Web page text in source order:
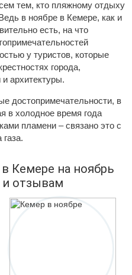
тем, кто пляжному отдыху
в ноябре в Кемере, как и
есть, на что
у туристов, которые
города,
архитектуры.
достопримечательности, в
в холодное время года
пламени – связано это с
Кемере на ноябрь
отзывам